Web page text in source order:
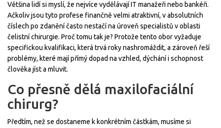
Většina lidí si myslí, že nejvíce vydělávají IT manažeři nebo bankéři.
Ačkoliv jsou tyto profese finančně velmi atraktivní, v absolutních
číslech po zdanění často nestačí na úroveň specialistů v oblasti
čelistní chirurgie. Proč tomu tak je? Protože tento obor vyžaduje
specifickou kvalifikaci, která trvá roky nashromáždit, a zároveň řeší
problémy, které mají přímý dopad na vzhled, dýchání i schopnost
člověka jíst a mluvit.
Co přesně dělá maxilofaciální
chirurg?
Předtím, než se dostaneme k konkrétním částkám, musíme si